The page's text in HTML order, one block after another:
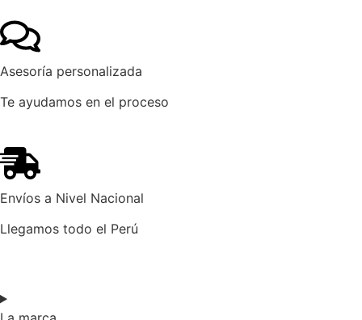
Asesoría personalizada
Te ayudamos en el proceso
Envíos a Nivel Nacional
Llegamos todo el Perú